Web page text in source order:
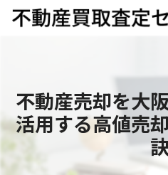
不動産売却を大
活用する高値売